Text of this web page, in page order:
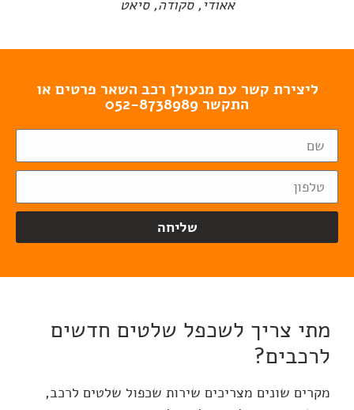
אאודי, סקודה, סיאט
ליצירת קשר עם מנעולן רכב השאר פרטים או
התקשר 052-8738989
שליחה
מתי צריך לשכפל שלטים חדשים
לרכבים?
מקרים שונים מצריכים שירות שכפול שלטים לרכב,